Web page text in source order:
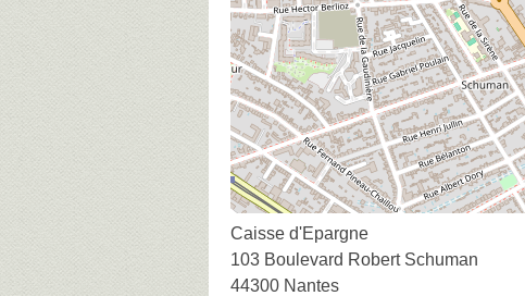
Caisse d'Epargne
103 Boulevard Robert Schuman
44300 Nantes